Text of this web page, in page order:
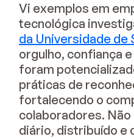
Vi exemplos em
tecnológica
da Universidade de
orgulho, confiança
foram
práticas de
fortalecendo o
colaboradores. Não
diário, distribuído e